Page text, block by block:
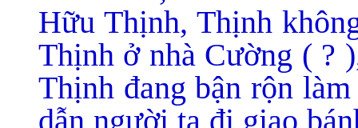
Hữu Thịnh, Thịnh
Thịnh ở nhà Cường ( ?
Thịnh đang bận rộn
dẫn người ta đi giao